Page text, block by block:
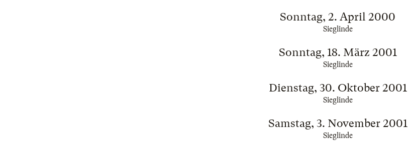
Sonntag, 2. April 2000
Sieglinde
Sonntag, 18. März 2001
Sieglinde
Dienstag, 30. Oktober 2001
Sieglinde
Samstag, 3. November 2001
Sieglinde